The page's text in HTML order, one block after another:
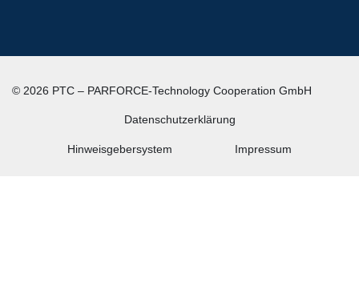
© 2026 PTC – PARFORCE-Technology Cooperation GmbH
Datenschutz­erklärung
Hinweisgebersystem Impressum